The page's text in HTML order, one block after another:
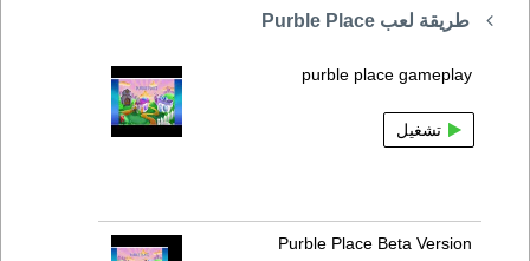
طريقة لعب Purble Place
purble place gameplay
تشغيل
Purble Place Beta Version